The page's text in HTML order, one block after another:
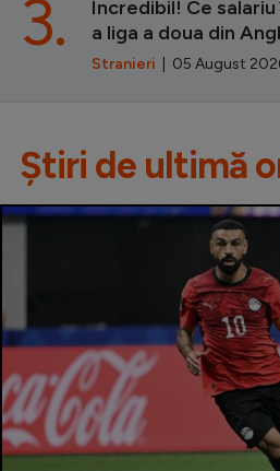
Incredibil! Ce salariu
a liga a doua din
Stranieri | 05 August
3.
Știri de ultimă